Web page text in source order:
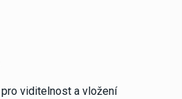
pro viditelnost a vložení